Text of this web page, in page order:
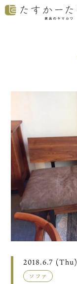
2018.6.7 (Thu)
ソファ